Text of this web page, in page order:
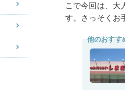
こで今回は、大
す。さっそくお
他のおすす